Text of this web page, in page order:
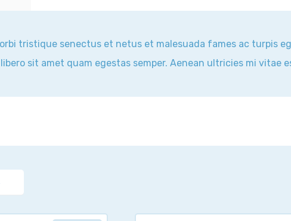
tristique senectus et netus et malesuada fames ac turpis
sit amet quam egestas semper. Aenean ultricies mi vitae